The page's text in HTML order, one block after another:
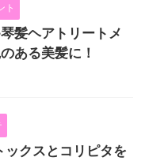
ト
髪ヘアトリートメ
ある美髪に！
クスとコリピタを